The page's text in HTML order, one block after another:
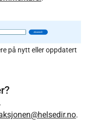
på nytt eller oppdatert
.